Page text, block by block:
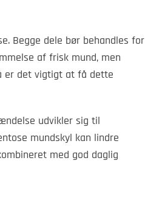
Begge dele bør behandles for
af frisk mund, men
er det vigtigt at få dette
udvikler sig til
mundskyl kan lindre
med god daglig